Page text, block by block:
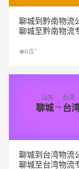
聊城到黔南物流
聊城至黔南物流
8百+
查看详细
山东
聊城→
台湾
台
聊城到台湾物流
聊城至台湾物流